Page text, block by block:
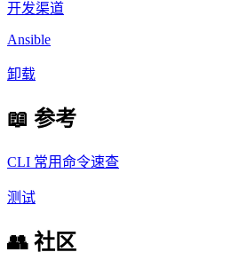
开发渠道
Ansible
卸载
📖 参考
CLI 常用命令速查
测试
👥 社区